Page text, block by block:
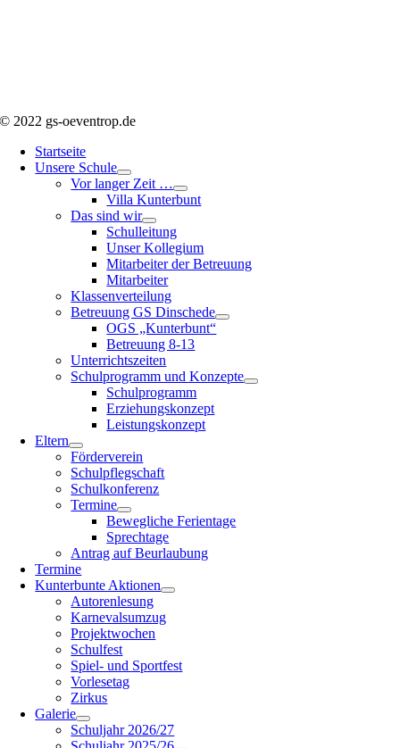
© 2022 gs-oeventrop.de
Startseite
Unsere Schule
Vor langer Zeit …
Villa Kunterbunt
Das sind wir
Schulleitung
Unser Kollegium
Mitarbeiter der Betreuung
Mitarbeiter
Klassenverteilung
Betreuung GS Dinschede
OGS „Kunterbunt“
Betreuung 8-13
Unterrichtszeiten
Schulprogramm und Konzepte
Schulprogramm
Erziehungskonzept
Leistungskonzept
Eltern
Förderverein
Schulpflegschaft
Schulkonferenz
Termine
Bewegliche Ferientage
Sprechtage
Antrag auf Beurlaubung
Termine
Kunterbunte Aktionen
Autorenlesung
Karnevalsumzug
Projektwochen
Schulfest
Spiel- und Sportfest
Vorlesetag
Zirkus
Galerie
Schuljahr 2026/27